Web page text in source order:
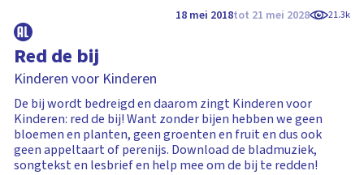
18 mei 2018tot 21 mei 2028 21.3k
Red de bij
Kinderen voor Kinderen
De bij wordt bedreigd en daarom zingt Kinderen voor
Kinderen: red de bij! Want zonder bijen hebben we geen
bloemen en planten, geen groenten en fruit en dus ook
geen appeltaart of perenijs. Download de bladmuziek,
songtekst en lesbrief en help mee om de bij te redden!